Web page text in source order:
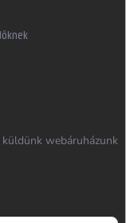
webáruházunk